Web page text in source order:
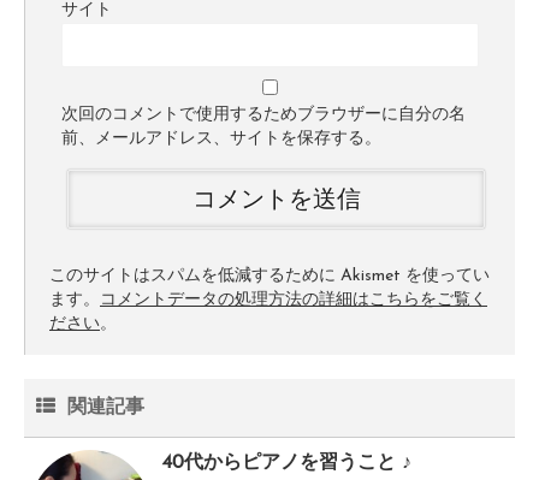
サイト
次回のコメントで使用するためブラウザーに自分の名
前、メールアドレス、サイトを保存する。
このサイトはスパムを低減するために Akismet を使ってい
ます。
コメントデータの処理方法の詳細はこちらをご覧く
ださい。
関連記事
40代からピアノを習うこと ♪